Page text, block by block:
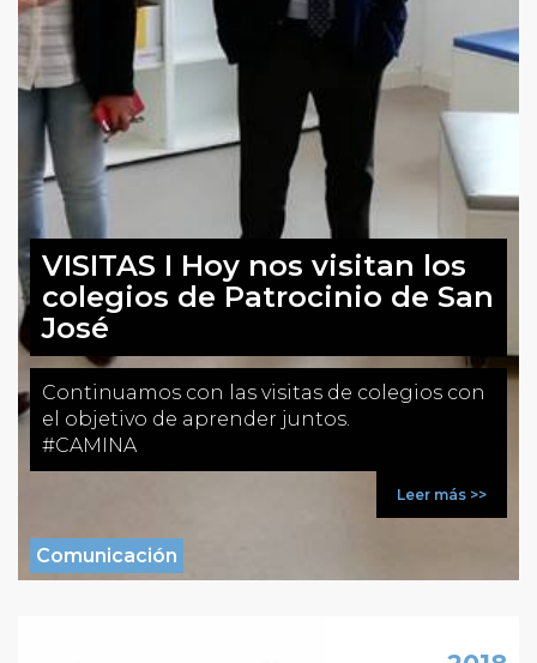
VISITAS I Hoy nos visitan los
colegios de Patrocinio de San
José
Continuamos con las visitas de colegios con
el objetivo de aprender juntos.
#CAMINA
Leer más >>
Comunicación